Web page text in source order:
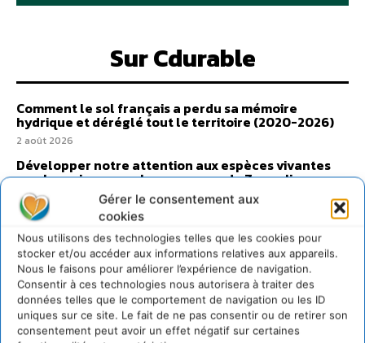
Gérer le consentement aux
cookies
Nous utilisons des technologies telles que les cookies pour
stocker et/ou accéder aux informations relatives aux appareils.
Nous le faisons pour améliorer l’expérience de navigation.
Consentir à ces technologies nous autorisera à traiter des
données telles que le comportement de navigation ou les ID
uniques sur ce site. Le fait de ne pas consentir ou de retirer son
consentement peut avoir un effet négatif sur certaines
Sur Cdurable
Comment le sol français a perdu sa mémoire
hydrique et déréglé tout le territoire (2020-2026)
2 août 2026
Développer notre attention aux espèces vivantes
non humaines avec les communs de Zoepolis
30 juillet 2026
Un kit citoyen pour lever les freins au
développement des forêts comestibles dans nos
villes
29 juillet 2026
L’éco-anxiété informe et l’éco-lucidité transforme
28 juillet 2026
7 indicateurs pour des villes résilientes et durables,